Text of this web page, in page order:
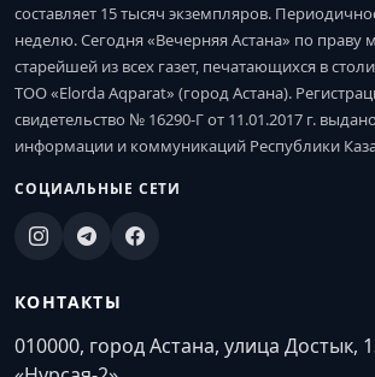
составляет 15 тысяч экземпляров.
неделю. Сегодня «Вечерняя Астана» по праву
старейшей из всех газет, печатающихся в
ТОО «Elorda Aqparat» (город Астана).
свидетельство № 16290-Г от 11.01.2017 г.
информации и коммуникаций Республики
СОЦИАЛЬНЫЕ СЕТИ
КОНТАКТЫ
010000, город Астана, улица Достык,